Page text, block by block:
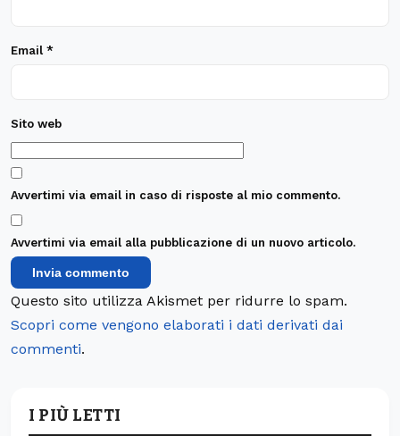
Email *
Sito web
Avvertimi via email in caso di risposte al mio commento.
Avvertimi via email alla pubblicazione di un nuovo articolo.
Questo sito utilizza Akismet per ridurre lo spam.
Scopri come vengono elaborati i dati derivati dai
commenti.
I PIÙ LETTI